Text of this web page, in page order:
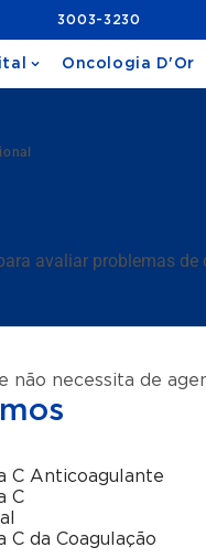
3003-3230
Oncologia D'Or
avaliar problemas
não necessita de
C Anticoagulante
C
C da Coagulação